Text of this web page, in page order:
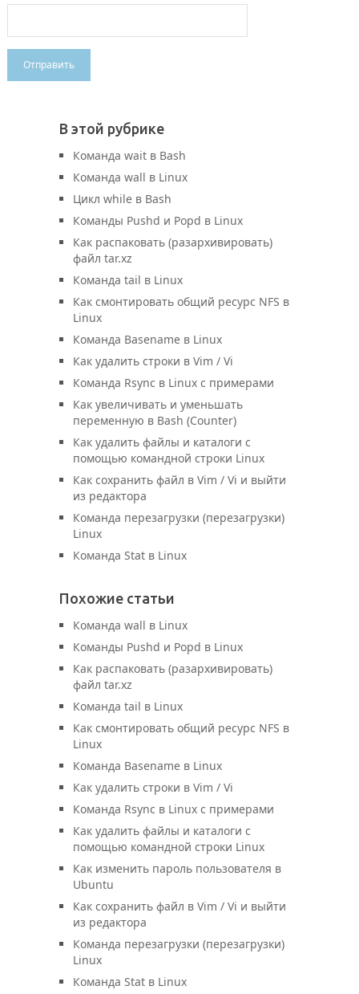
В этой рубрике
Команда wait в Bash
Команда wall в Linux
Цикл while в Bash
Команды Pushd и Popd в Linux
Как распаковать (разархивировать)
файл tar.xz
Команда tail в Linux
Как смонтировать общий ресурс NFS в
Linux
Команда Basename в Linux
Как удалить строки в Vim / Vi
Команда Rsync в Linux с примерами
Как увеличивать и уменьшать
переменную в Bash (Counter)
Как удалить файлы и каталоги с
помощью командной строки Linux
Как сохранить файл в Vim / Vi и выйти
из редактора
Команда перезагрузки (перезагрузки)
Linux
Команда Stat в Linux
Похожие статьи
Команда wall в Linux
Команды Pushd и Popd в Linux
Как распаковать (разархивировать)
файл tar.xz
Команда tail в Linux
Как смонтировать общий ресурс NFS в
Linux
Команда Basename в Linux
Как удалить строки в Vim / Vi
Команда Rsync в Linux с примерами
Как удалить файлы и каталоги с
помощью командной строки Linux
Как изменить пароль пользователя в
Ubuntu
Как сохранить файл в Vim / Vi и выйти
из редактора
Команда перезагрузки (перезагрузки)
Linux
Команда Stat в Linux